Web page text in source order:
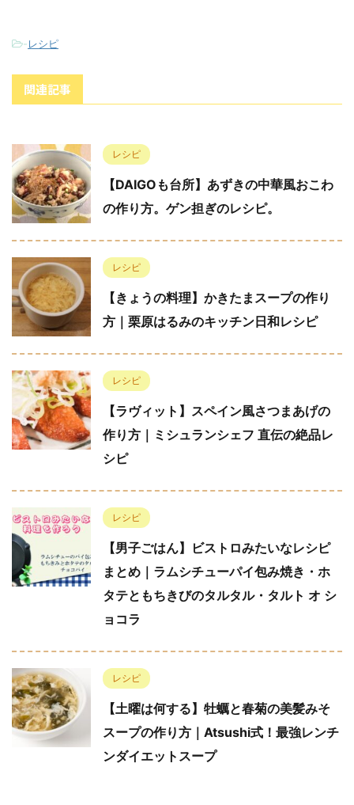
-レシピ
関連記事
レシピ
【DAIGOも台所】あずきの中華風おこわ
の作り方。ゲン担ぎのレシピ。
レシピ
【きょうの料理】かきたまスープの作り
方｜栗原はるみのキッチン日和レシピ
レシピ
【ラヴィット】スペイン風さつまあげの
作り方｜ミシュランシェフ 直伝の絶品レ
シピ
レシピ
【男子ごはん】ビストロみたいなレシピ
まとめ｜ラムシチューパイ包み焼き・ホ
タテともちきびのタルタル・タルト オ シ
ョコラ
レシピ
【土曜は何する】牡蠣と春菊の美髪みそ
スープの作り方｜Atsushi式！最強レンチ
ンダイエットスープ